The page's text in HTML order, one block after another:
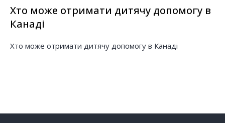
Хто може отримати дитячу допомогу в
Канаді
Хто може отримати дитячу допомогу в Канаді